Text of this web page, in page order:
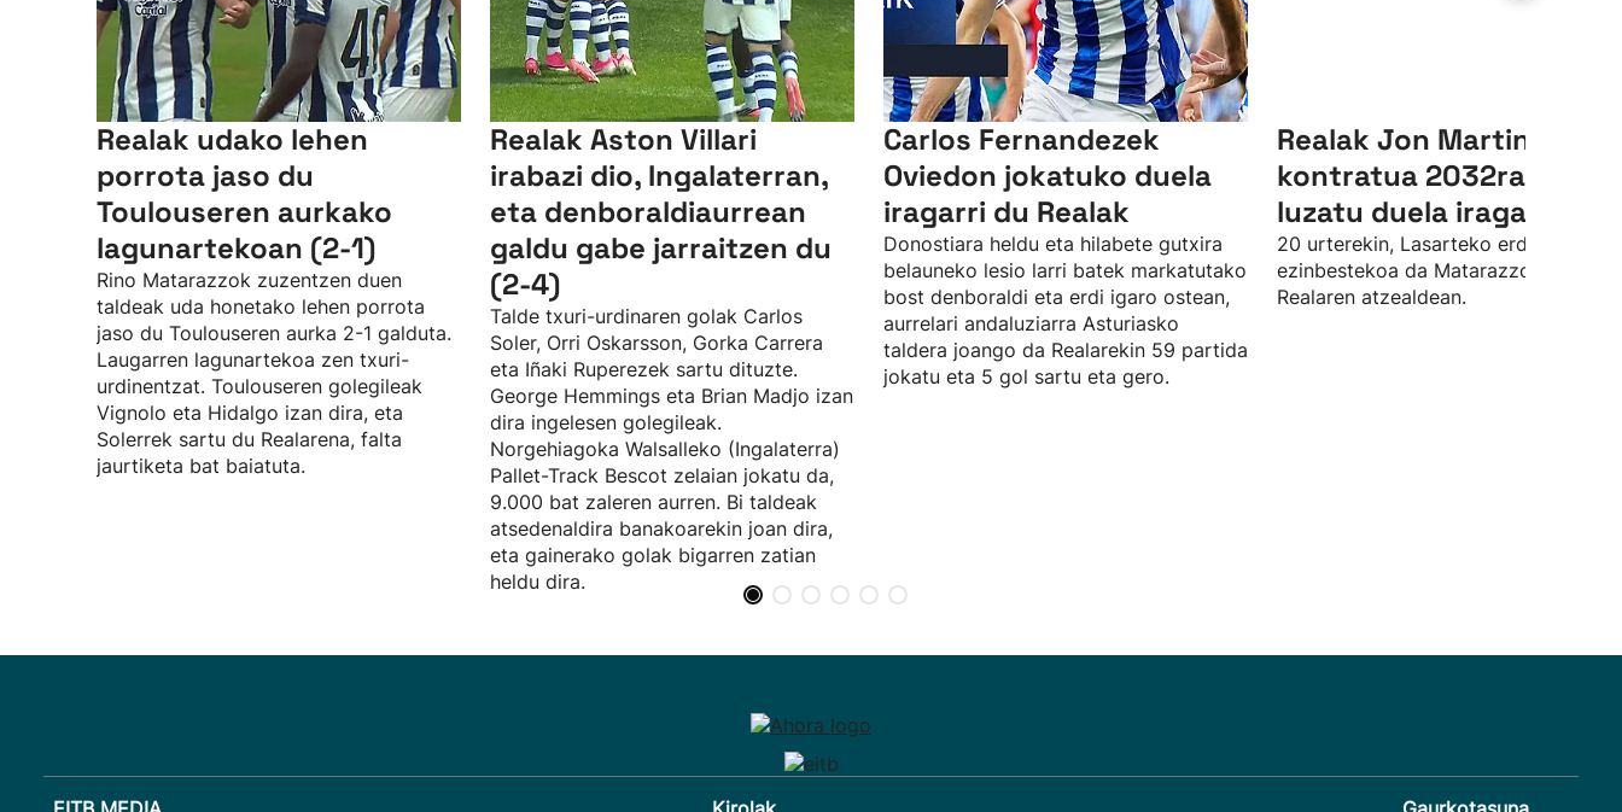
Realak udako lehen
porrota jaso du
Toulouseren aurkako
lagunartekoan (2-1)
Rino Matarazzok zuzentzen duen
taldeak uda honetako lehen porrota
jaso du Toulouseren aurka 2-1 galduta.
Laugarren lagunartekoa zen txuri-
urdinentzat. Toulouseren golegileak
Vignolo eta Hidalgo izan dira, eta
Solerrek sartu du Realarena, falta
jaurtiketa bat baiatuta.
Realak Aston Villari
irabazi dio, Ingalaterran,
eta denboraldiaurrean
galdu gabe jarraitzen du
(2-4)
Talde txuri-urdinaren golak Carlos
Soler, Orri Oskarsson, Gorka Carrera
eta Iñaki Ruperezek sartu dituzte.
George Hemmings eta Brian Madjo izan
dira ingelesen golegileak.
Norgehiagoka Walsalleko (Ingalaterra)
Pallet-Track Bescot zelaian jokatu da,
9.000 bat zaleren aurren. Bi taldeak
atsedenaldira banakoarekin joan dira,
eta gainerako golak bigarren zatian
heldu dira.
Carlos Fernandezek
Oviedon jokatuko duela
iragarri du Realak
Donostiara heldu eta hilabete gutxira
belauneko lesio larri batek markatutako
bost denboraldi eta erdi igaro ostean,
aurrelari andaluziarra Asturiasko
taldera joango da Realarekin 59 partida
jokatu eta 5 gol sartu eta gero.
Realak Jon Martinen
kontratua 2032ra arte
luzatu duela iragarri du
20 urterekin, Lasarteko erdiko
ezinbestekoa da Matarazzorentzat
Realaren atzealdean.